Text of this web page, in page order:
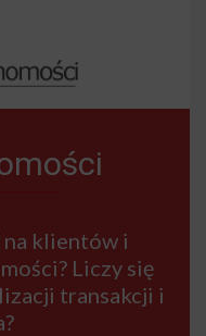
na klientów i
Liczy się
transakcji i